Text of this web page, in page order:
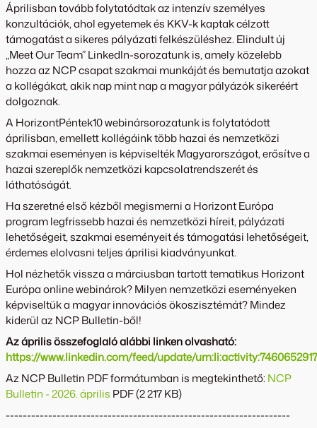
Áprilisban tovább folytatódtak az intenzív személyes
konzultációk, ahol egyetemek és KKV-k kaptak célzott
támogatást a sikeres pályázati felkészüléshez. Elindult új
„Meet Our Team” LinkedIn-sorozatunk is, amely közelebb
hozza az NCP csapat szakmai munkáját és bemutatja azokat
a kollégákat, akik nap mint nap a magyar pályázók sikeréért
dolgoznak.
A HorizontPéntek10 webinársorozatunk is folytatódott
áprilisban, emellett kollégáink több hazai és nemzetközi
szakmai eseményen is képviselték Magyarországot, erősítve a
hazai szereplők nemzetközi kapcsolatrendszerét és
láthatóságát.
Ha szeretné első kézből megismerni a Horizont Európa
program legfrissebb hazai és nemzetközi híreit, pályázati
lehetőségeit, szakmai eseményeit és támogatási lehetőségeit,
érdemes elolvasni teljes áprilisi kiadványunkat.
Hol nézhetők vissza a márciusban tartott tematikus Horizont
Európa online webinárok? Milyen nemzetközi eseményeken
képviseltük a magyar innovációs ökoszisztémát? Mindez
kiderül az NCP Bulletin-ből!
Az április összefoglaló alábbi linken olvasható:
https://www.linkedin.com/feed/update/
Az NCP Bulletin PDF formátumban is megtekinthető: NCP
Bulletin - 2026. április PDF (2 217 KB)
-------------------------------------------------------------------